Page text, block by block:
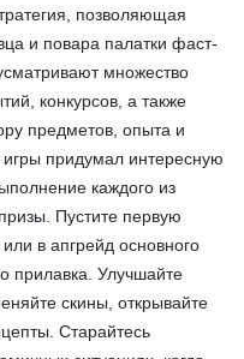
позволяющая
и повара палатки фаст-
множество
конкурсов, а также
предметов, опыта и
придумал интересную
каждого из
Пустите первую
в апгрейд основного
прилавка. Улучшайте
скины, открывайте
Старайтесь